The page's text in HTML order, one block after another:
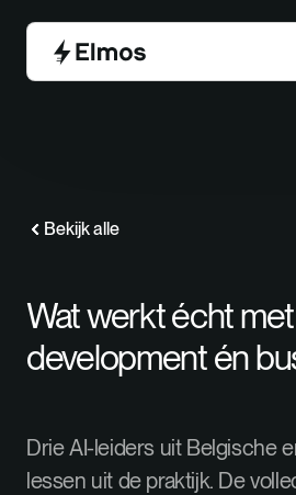
Bekijk alle
Wat werkt écht met
development én
Drie AI-leiders uit Belgische
lessen uit de praktijk. De